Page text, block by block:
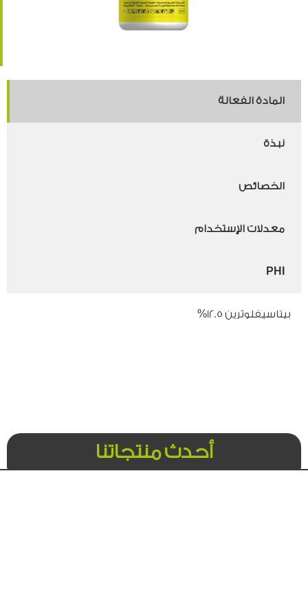
المادة الفعالة
نبذة
الخصائص
معدلات الإستخدام
PHI
بيتاسيفلوثرين 12.5%
أحدث منتجاتنا